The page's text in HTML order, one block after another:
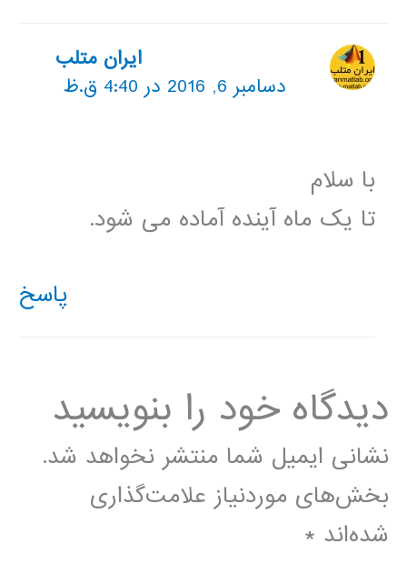
ایران متلب
دسامبر 6, 2016 در 4:40 ق.ظ
با سلام
تا یک ماه آینده آماده می شود.
پاسخ
دیدگاه‌ خود را بنویسید
نشانی ایمیل شما منتشر نخواهد شد.
بخش‌های موردنیاز علامت‌گذاری
شده‌اند *